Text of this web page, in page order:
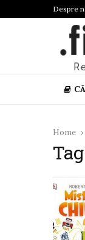
Despre
Home